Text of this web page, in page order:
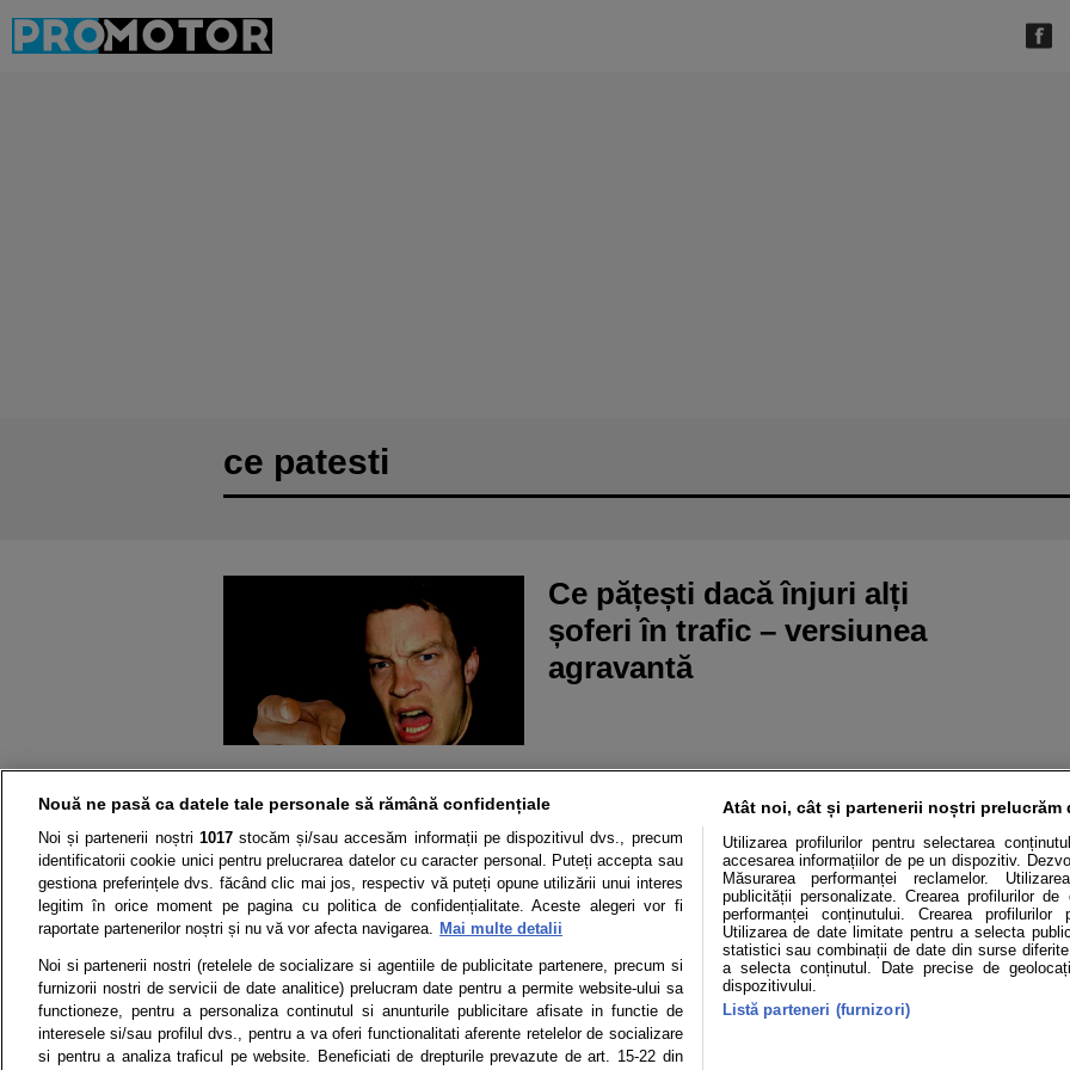
ce patesti
Ce pățești dacă înjuri alți
șoferi în trafic – versiunea
agravantă
Știri Test drive Mașini electrice Utile Video Podcast cu
Termeni si conditii Politica de confidentialitate Politica de cookies
Nouă ne pasă ca datele tale personale să rămână confidențiale
Noi și partenerii noștri 1017stocăm și/sau accesăm informații pe dispozitivul dvs., precum
identificatorii cookie unici pentru prelucrarea datelor cu caracter personal. Puteți accepta sau
gestiona preferințele dvs. făcând clic mai jos, respectiv vă puteți opune utilizării unui interes
legitim în orice moment pe pagina cu politica de confidențialitate. Aceste alegeri vor fi
raportate partenerilor noștri și nu vă vor afecta navigarea. Mai multe detalii
Noi si partenerii nostri (retelele de socializare si agentiile de publicitate partenere, precum si
furnizorii nostri de servicii de date analitice) prelucram date pentru a permite website-ului sa
functioneze, pentru a personaliza continutul si anunturile publicitare afisate in functie de
interesele si/sau profilul dvs., pentru a va oferi functionalitati aferente retelelor de socializare
si pentru a analiza traficul pe website. Beneficiati de drepturile prevazute de art. 15-22 din
Atât noi, cât și partenerii noștri prelucrăm
Utilizarea profilurilor pentru selectarea
accesarea informațiilor de pe un dispozitiv.
Măsurarea performanței reclamelor.
publicității personalizate. Crearea profilurilor de
performanței conținutului. Crearea profilurilor
Utilizarea de date limitate pentru a selecta
statistici sau combinații de date din surse
a selecta conținutul. Date precise de
dispozitivului.
Listă parteneri (furnizori)